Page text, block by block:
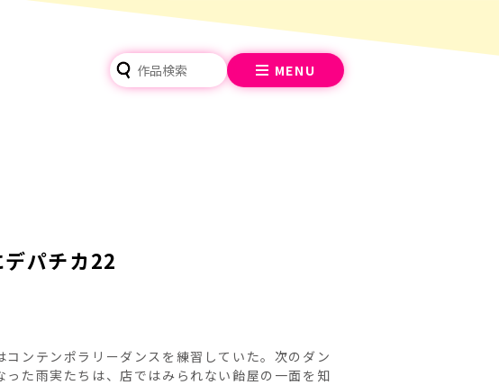
MENU
デパチカ22
ンテンポラリーダンスを練習していた。次のダン
た雨実たちは、店ではみられない飴屋の一面を知